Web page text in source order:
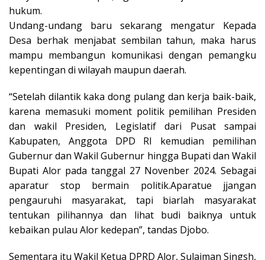
hukum.
Undang-undang baru sekarang mengatur Kepada
Desa berhak menjabat sembilan tahun, maka harus
mampu membangun komunikasi dengan pemangku
kepentingan di wilayah maupun daerah.
“Setelah dilantik kaka dong pulang dan kerja baik-baik,
karena memasuki moment politik pemilihan Presiden
dan wakil Presiden, Legislatif dari Pusat sampai
Kabupaten, Anggota DPD RI kemudian pemilihan
Gubernur dan Wakil Gubernur hingga Bupati dan Wakil
Bupati Alor pada tanggal 27 Novenber 2024. Sebagai
aparatur stop bermain politik.Aparatue jjangan
pengauruhi masyarakat, tapi biarlah masyarakat
tentukan pilihannya dan lihat budi baiknya untuk
kebaikan pulau Alor kedepan”, tandas Djobo.
Sementara itu Wakil Ketua DPRD Alor, Sulaiman Singsh,